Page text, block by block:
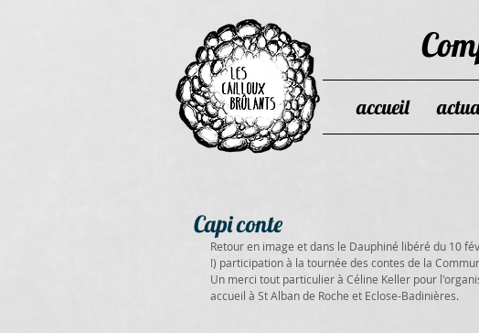
accueil
Capi conte
Retour en image et dans le Dauphiné libéré du 10
!) participation à la tournée des contes de la
Un merci tout particulier à Céline Keller pour
accueil à St Alban de Roche et Eclose-Badinières.